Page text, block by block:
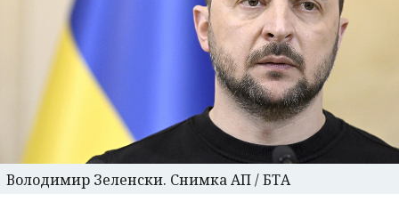
Володимир Зеленски. Снимка АП / БТА